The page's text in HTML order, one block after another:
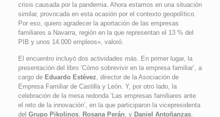
crisis causada por la pandemia. Ahora estamos en una situación
similar, provocada en esta ocasión por el contexto geopolítico.
Por eso, quiero agradecer la aportación de las empresas
familiares a Navarra, región en la que representan el 13 % del
PIB y unos 14.000 empleos», valoró.
El encuentro incluyó dos actividades más. En primer lugar, la
presentación del libro ‘Cómo sobrevivir en la empresa familiar’, a
cargo de Eduardo Estévez , director de la Asociación de
Empresa Familiar de Castilla y León. Y, por otro lado, la
celebración de la mesa redonda ‘Las empresas familiares ante
el reto de la innovación’, en la que participaron la vicepresidenta
del Grupo Pikolinos, Rosana Perán , y Daniel Antoñanzas,